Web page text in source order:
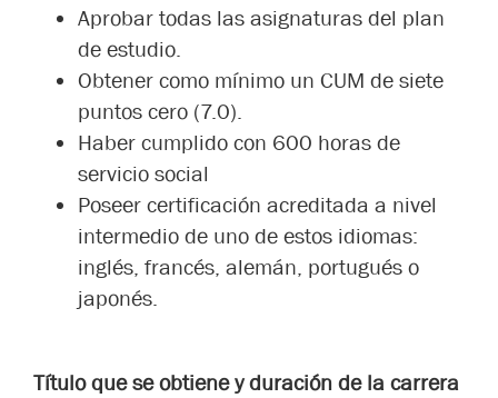
Aprobar todas las asignaturas del plan
de estudio.
Obtener como mínimo un CUM de siete
puntos cero (7.0).
Haber cumplido con 600 horas de
servicio social
Poseer certificación acreditada a nivel
intermedio de uno de estos idiomas:
inglés, francés, alemán, portugués o
japonés.
Título que se obtiene y duración de la carrera